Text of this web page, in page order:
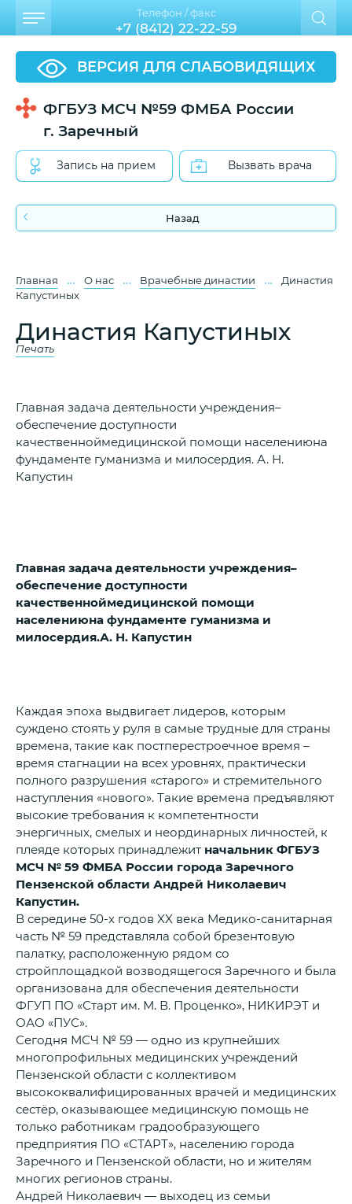
ВЕРСИЯ ДЛЯ СЛАБОВИДЯЩИХ
ФГБУЗ МСЧ №59 ФМБА России
г. Заречный
Запись на прием Вызвать врача
Телефон / факс
+7 (8412) 22-22-59
Назад
Главная … О нас … Врачебные династии …
Династия
Капустиных
Династия Капустиных
Печать
Главная задача деятельности учреждения–
обеспечение доступности
качественноймедицинской помощи населениюна
фундаменте гуманизма и милосердия. А. Н.
Капустин
Главная задача деятельности учреждения–
обеспечение доступности
качественноймедицинской помощи
населениюна фундаменте гуманизма и
милосердия.А. Н. Капустин
Каждая эпоха выдвигает лидеров, которым
суждено стоять у руля в самые трудные для страны
времена, такие как постперестроечное время –
время стагнации на всех уровнях, практически
полного разрушения «старого» и стремительного
наступления «нового». Такие времена предъявляют
высокие требования к компетентности
энергичных, смелых и неординарных личностей, к
плеяде которых принадлежит начальник ФГБУЗ
МСЧ № 59 ФМБА России города Заречного
Пензенской области Андрей Николаевич
Капустин.
В середине 50-х годов XX века Медико-санитарная
часть № 59 представляла собой брезентовую
палатку, расположенную рядом со
стройплощадкой возводящегося Заречного и была
организована для обеспечения деятельности
ФГУП ПО «Старт им. М. В. Проценко», НИКИРЭТ и
ОАО «ПУС».
Сегодня МСЧ № 59 — одно из крупнейших
многопрофильных медицинских учреждений
Пензенской области с коллективом
высококвалифицированных врачей и медицинских
сестёр, оказывающее медицинскую помощь не
только работникам градообразующего
предприятия ПО «СТАРТ», населению города
Заречного и Пензенской области, но и жителям
многих регионов страны.
Андрей Николаевич — выходец из семьи